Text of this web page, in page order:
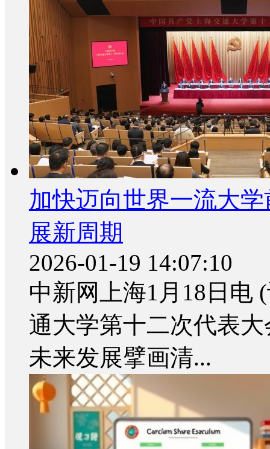
加快迈向世界一流大
展新周期
2026-01-19 14:07:10
中新网上海1月18日电
通大学第十二次代表
未来发展擘画清...